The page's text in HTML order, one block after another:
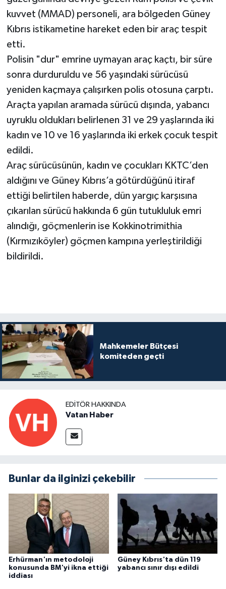
kuvvet (MMAD) personeli, ara bölgeden Güney
Kıbrıs istikametine hareket eden bir araç tespit
etti.
Polisin "dur" emrine uymayan araç kaçtı, bir süre
sonra durduruldu ve 56 yaşındaki sürücüsü
yeniden kaçmaya çalışırken polis otosuna çarptı.
Araçta yapılan aramada sürücü dışında, yabancı
uyruklu oldukları belirlenen 31 ve 29 yaşlarında iki
kadın ve 10 ve 16 yaşlarında iki erkek çocuk tespit
edildi.
Araç sürücüsünün, kadın ve çocukları KKTC’den
aldığını ve Güney Kıbrıs’a götürdüğünü itiraf
ettiği belirtilen haberde, dün yargıç karşısına
çıkarılan sürücü hakkında 6 gün tutukluluk emri
alındığı, göçmenlerin ise Kokkinotrimithia
(Kırmızıköyler) göçmen kampına yerleştirildiği
bildirildi.
Mahkemeler Bütçesi
komiteden geçti
EDITÖR HAKKINDA
Vatan Haber
Bunlar da ilginizi çekebilir
Erhürman'ın metodoloji
konusunda BM'yi ikna ettiği
iddiası
Güney Kıbrıs'ta dün 119
yabancı sınır dışı edildi